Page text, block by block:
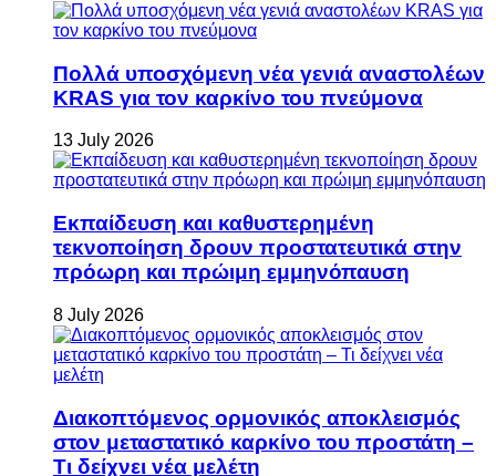
Πολλά υποσχόμενη νέα γενιά αναστολέων
KRAS για τον καρκίνο του πνεύμονα
13 July 2026
Εκπαίδευση και καθυστερημένη
τεκνοποίηση δρουν προστατευτικά στην
πρόωρη και πρώιμη εμμηνόπαυση
8 July 2026
Διακοπτόμενος ορμονικός αποκλεισμός
στον μεταστατικό καρκίνο του προστάτη –
Τι δείχνει νέα μελέτη